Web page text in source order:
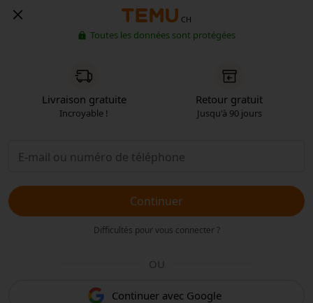
CH
Toutes les données sont protégées
Livraison gratuite
Incroyable !
Retour gratuit
Jusqu'à 90 jours
Continuer
Difficultés pour vous connecter ?
OU
Continuer avec Google